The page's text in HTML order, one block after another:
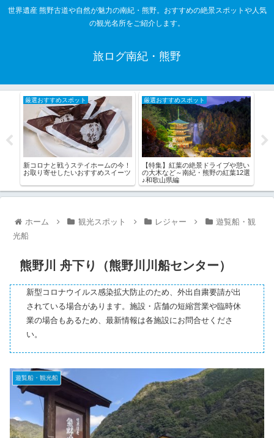
世界遺産 熊野古道や自然が魅力の南紀・熊野。おすすめの絶景スポットや人気
の観光名所をご紹介します。
旅ログ南紀・熊野
厳選おすすめスポット
新コロナと戦うステイホームの今！
お取り寄せしたいおすすめスイーツ
厳選おすすめスポット
【特集】紅葉の絶景ドライブや憩い
の大木など～南紀・熊野の紅葉12選
♪和歌山県編
ホーム 観光スポット レジャー
遊覧船・観
光船
熊野川 舟下り（熊野川川船センター）
新型コロナウイルス感染拡大防止のため、外出自粛要請が出
されている場合があります。施設・店舗の短縮営業や臨時休
業の場合もあるため、最新情報は各施設にお問合せくださ
い。
遊覧船・観光船